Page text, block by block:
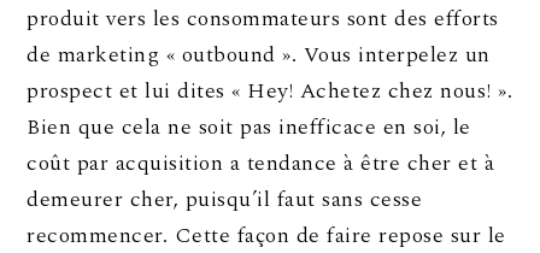
produit vers les consommateurs sont des efforts
de marketing « outbound ». Vous interpelez un
prospect et lui dites « Hey! Achetez chez nous! ».
Bien que cela ne soit pas inefficace en soi, le
coût par acquisition a tendance à être cher et à
demeurer cher, puisqu’il faut sans cesse
recommencer. Cette façon de faire repose sur le